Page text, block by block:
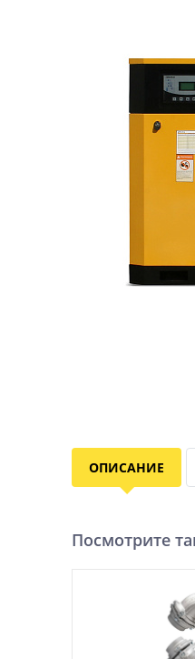
ОПИСАНИЕ
Посмотрите